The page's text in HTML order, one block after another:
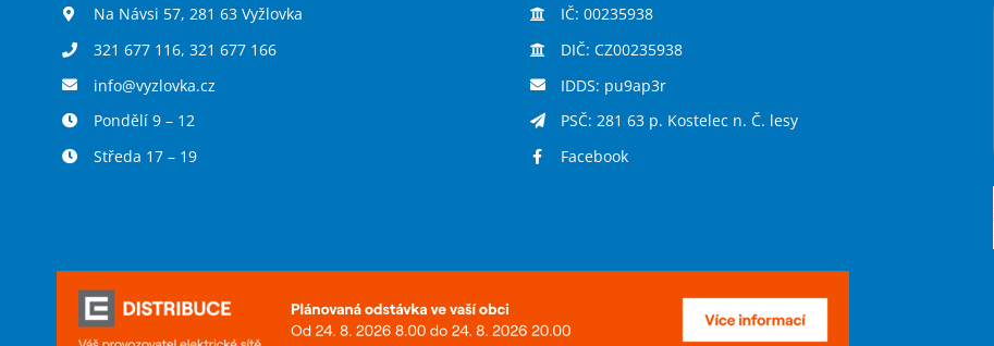
Na Návsi 57, 281 63 Vyžlovka
321 677 116, 321 677 166
info@vyzlovka.cz
Pondělí 9 – 12
Středa 17 – 19
IČ: 00235938
DIČ: CZ00235938
IDDS: pu9ap3r
PSČ: 281 63 p. Kostelec n. Č. lesy
Facebook